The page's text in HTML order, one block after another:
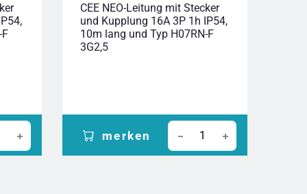
CEE NEO-Leitung mit Stecker
und Kupplung 16A 3P 1h IP54,
10m lang und Typ H07RN-F
3G2,5
merken